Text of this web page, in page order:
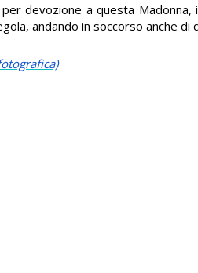
devozione a questa
andando in soccorso anche